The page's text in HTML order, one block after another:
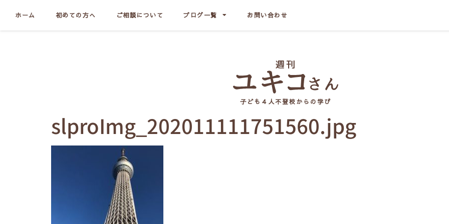
ホーム 初めての方へ ご相談について ブログ一覧 お問い合わせ
子ども４人不登校からの学び
slproImg_202011111751560.jpg